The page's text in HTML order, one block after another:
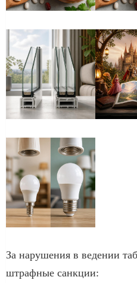
За нарушения в ведении
штрафные санкции: